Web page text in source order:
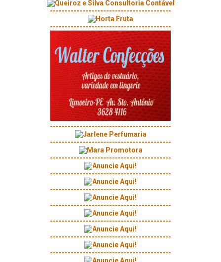
-----------------------------------------
-----------------------------------------
-----------------------------------------
-----------------------------------------
-----------------------------------------
-----------------------------------------
-----------------------------------------
-----------------------------------------
-----------------------------------------
-----------------------------------------
-----------------------------------------